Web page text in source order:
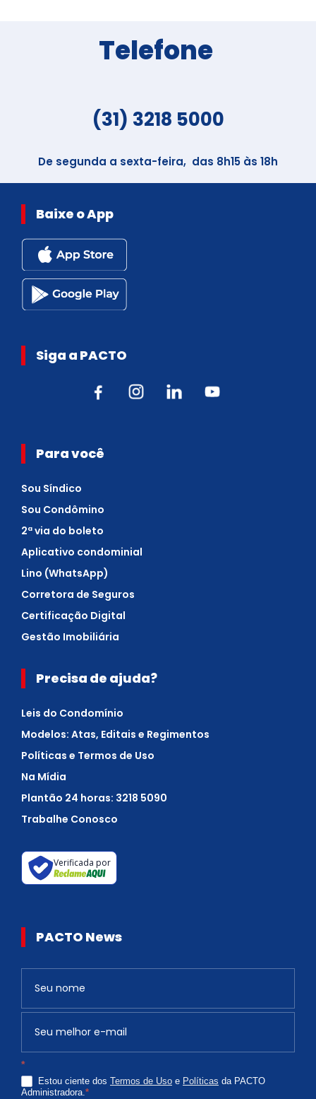
Telefone
(31) 3218 5000
De segunda a sexta-feira, das 8h15 às 18h
Baixe o App
Siga a PACTO
Para você
Sou Síndico
Sou Condômino
2ª via do boleto
Aplicativo condominial
Lino (WhatsApp)
Corretora de Seguros
Certificação Digital
Gestão Imobiliária
Precisa de ajuda?
Leis do Condomínio
Modelos: Atas, Editais e Regimentos
Políticas e Termos de Uso
Na Mídia
Plantão 24 horas: 3218 5090
Trabalhe Conosco
Verificada por
PACTO News
*
Estou ciente dos Termos de Uso e Políticas da PACTO
Administradora.*
v
ê